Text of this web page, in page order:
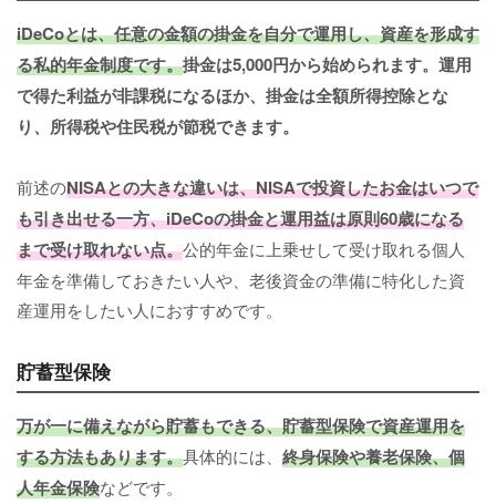
iDeCoとは、任意の金額の掛金を自分で運用し、資産を形成す
る私的年金制度です。掛金は5,000円から始められます。運用
で得た利益が非課税になるほか、掛金は全額所得控除とな
り、所得税や住民税が節税できます。
前述のNISAとの大きな違いは、NISAで投資したお金はいつで
も引き出せる一方、iDeCoの掛金と運用益は原則60歳になる
まで受け取れない点。公的年金に上乗せして受け取れる個人
年金を準備しておきたい人や、老後資金の準備に特化した資
産運用をしたい人におすすめです。
貯蓄型保険
万が一に備えながら貯蓄もできる、貯蓄型保険で資産運用を
する方法もあります。具体的には、 終身保険や養老保険、個
人年金保険などです。